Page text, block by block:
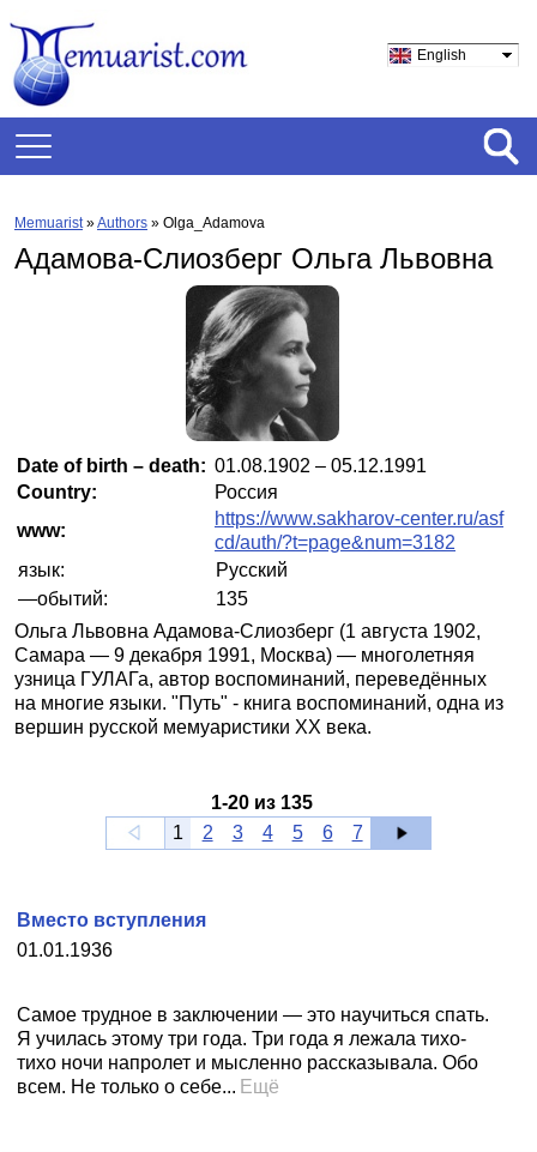
English
Memuarist»Authors » Olga_Adamova
Адамова-Слиозберг Ольга Львовна
Date of birth – death: 01.08.1902 – 05.12.1991
Country:
Россия
www:
https://www.sakharov-center.ru/asf
cd/auth/?t=page&num=3182
язык:
Русский
—обытий:
135
Ольга Львовна Адамова-Слиозберг (1 августа 1902,
Самара — 9 декабря 1991, Москва) — многолетняя
узница ГУЛАГа, автор воспоминаний, переведённых
на многие языки. "Путь" - книга воспоминаний, одна из
вершин русской мемуаристики XX века.
1-20 из 135
1
2 3 4 5 6 7
01.01.1936
Вместо вступления
Самое трудное в заключении — это научиться спать.
Я училась этому три года. Три года я лежала тихо-
тихо ночи напролет и мысленно рассказывала. Обо
всем. Не только о себе... Ещё